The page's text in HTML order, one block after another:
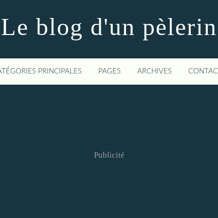
Le blog d'un pèlerin
PRINCIPALES PAGES ARCHIVES
Publicité